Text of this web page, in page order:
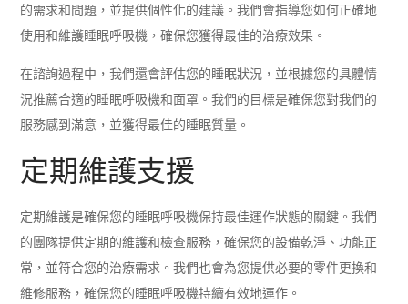
的需求和問題，並提供個性化的建議。我們會指導您如何正確地
使用和維護睡眠呼吸機，確保您獲得最佳的治療效果。
在諮詢過程中，我們還會評估您的睡眠狀況，並根據您的具體情
況推薦合適的睡眠呼吸機和面罩。我們的目標是確保您對我們的
服務感到滿意，並獲得最佳的睡眠質量。
定期維護支援
定期維護是確保您的睡眠呼吸機保持最佳運作狀態的關鍵。我們
的團隊提供定期的維護和檢查服務，確保您的設備乾淨、功能正
常，並符合您的治療需求。我們也會為您提供必要的零件更換和
維修服務，確保您的睡眠呼吸機持續有效地運作。